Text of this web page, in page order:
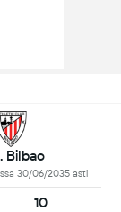
Bilbao
30/06/2035 asti
10